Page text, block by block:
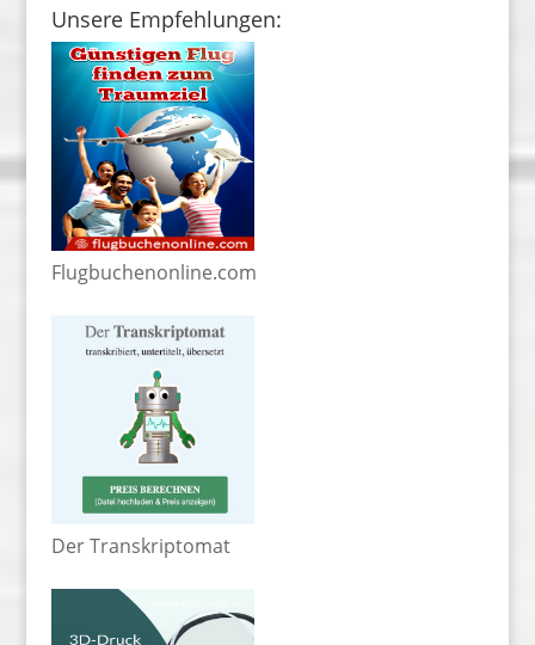
Unsere Empfehlungen:
Flugbuchenonline.com
Der Transkriptomat